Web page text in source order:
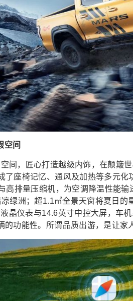
空间
间，匠心打造越级内饰，在颠簸
了座椅记忆、通风及加热等多元
高排量压缩机，为空调降温性能
凉绿洲；超1.1㎡全景天窗将夏日
晶仪表与14.6英寸中控大屏，车
的功能性。所谓品质出游，是让家